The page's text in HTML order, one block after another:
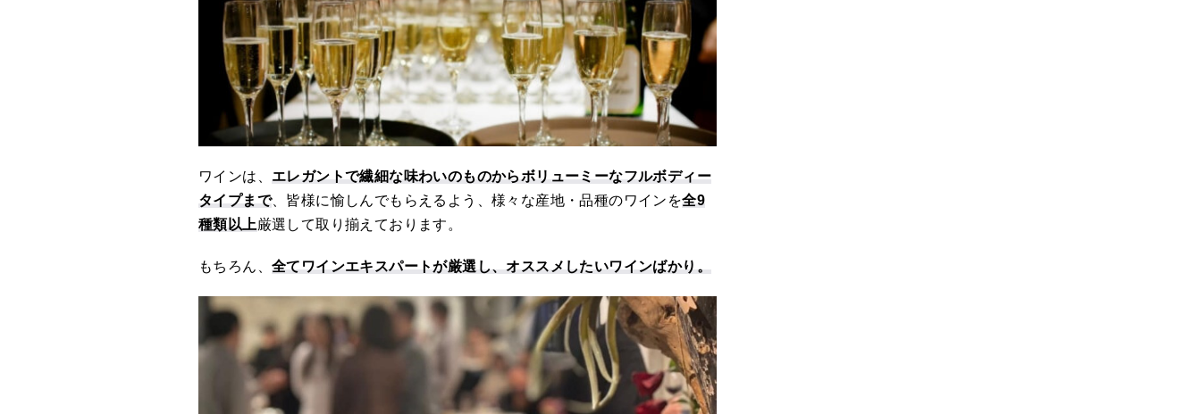
ワインは、 エレガントで繊細な味わいのものからボリューミーなフルボディー
タイプまで、皆様に愉しんでもらえるよう、様々な産地・品種のワインを全9
種類以上厳選して取り揃えております。
もちろん、 全てワインエキスパートが厳選し、オススメしたいワインばかり。